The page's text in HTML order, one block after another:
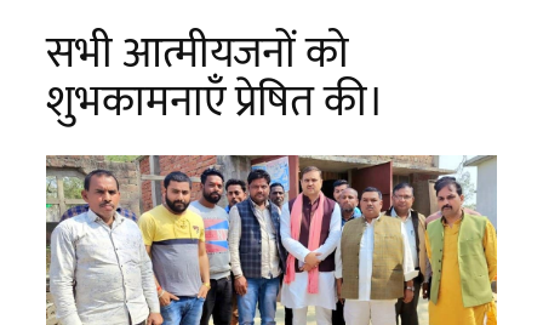
सभी आत्मीयजनों को
शुभकामनाएँ प्रेषित की।